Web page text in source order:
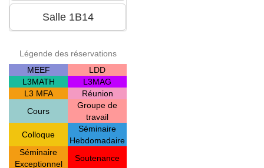
Légende des réservations
MEEF
LDD
L3MATH
L3MAG
L3 MFA
Réunion
Cours
Groupe de
travail
Colloque
Séminaire
Hebdomadaire
Séminaire
Exceptionnel
Soutenance